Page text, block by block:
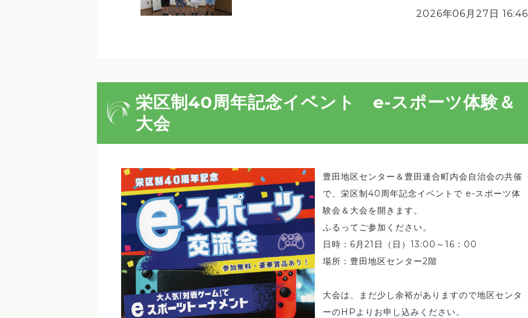
2026年06月27日 16:46
栄区制40周年記念イベント e-スポーツ体験＆
大会
豊田地区センター＆豊田連合町内会自治会の共催
で、栄区制40周年記念イベントで e-スポーツ体
験会＆大会を開きます。
ふるってご参加ください。
日時：6月21日（日）13:00～16：00
場所：豊田地区センター2階
大会は、まだ少し余裕がありますので地区センタ
ーのHPよりお申し込みください。